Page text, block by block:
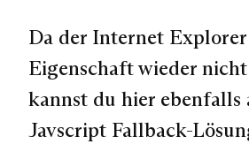
Da der Internet Explorer
Eigenschaft wieder
kannst du hier ebenfalls
Javscript Fallback-